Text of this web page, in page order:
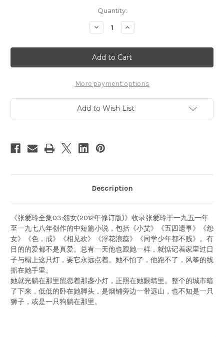
Quantity:
Decrease
Quantity
张
爱
玲
:
女
平
装
(WBNM)
Increase
Quantity
张
爱
玲
:
女
平
装
(WBNM)
More payment options
Add to Wish List
Description
《张爱玲全集03:怨女(2012年修订版)》收录张爱玲于一九五一年
至一九七八年创作的中短篇小说，包括《小艾》《五四遗事》《怨
女》《色，戒》《相见欢》《浮花浪蕊》《同学少年都不贱》。有
目的的爱都不是真爱。总有一天他也跟她一样，就惦记着家里过日
子与榻上这只灯，要它永远点着。她不怕了，他跑不了，风筝的线
抓在她手里。
她就光躺在那里留恋着那盏小灯，正照在她眼睛里。整个的城市暗
了下来，低低的卧在她脚头，是烟铺旁边一带远山，也不知是一只
狮子，或是一只狗躺在那里。